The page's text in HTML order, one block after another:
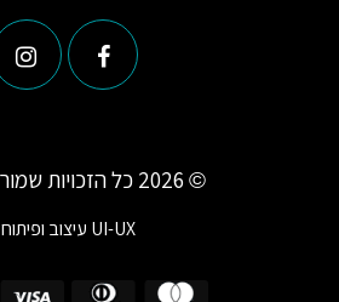
© 2026 כל הזכויות שמורות לסוהו
UI-UX עיצוב ופיתוח